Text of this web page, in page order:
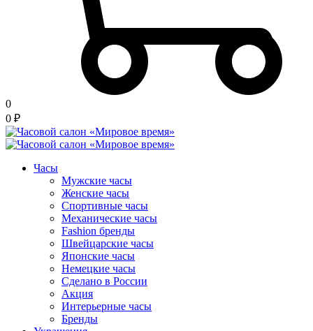
0
0 ₽
Часы
Мужские часы
Женские часы
Спортивные часы
Механические часы
Fashion бренды
Швейцарские часы
Японские часы
Немецкие часы
Сделано в России
Акция
Интерьерные часы
Бренды